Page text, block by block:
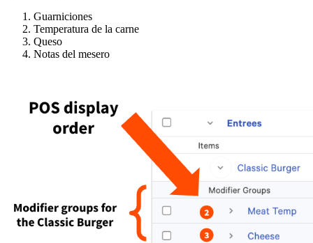
Guarniciones
Temperatura de la carne
Queso
Notas del mesero